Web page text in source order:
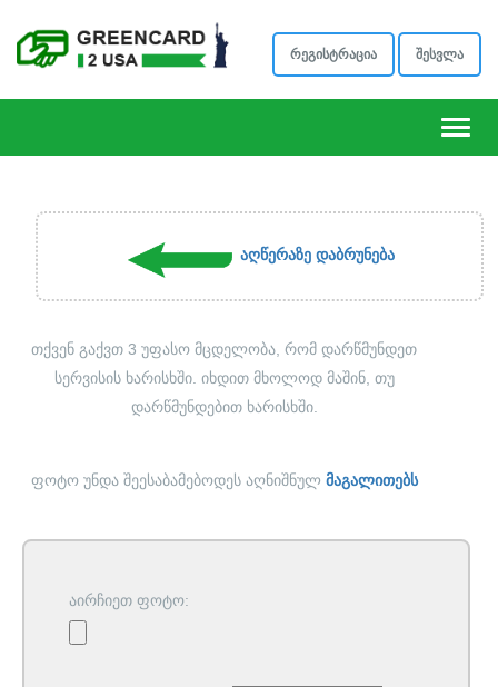
რეგისტრაცია შესვლა
აღწერაზე დაბრუნება
თქვენ გაქვთ 3 უფასო მცდელობა, რომ დარწმუნდეთ
სერვისის ხარისხში. იხდით მხოლოდ მაშინ, თუ
დარწმუნდებით ხარისხში.
ფოტო უნდა შეესაბამებოდეს აღნიშნულ მაგალითებს
აირჩიეთ ფოტო: